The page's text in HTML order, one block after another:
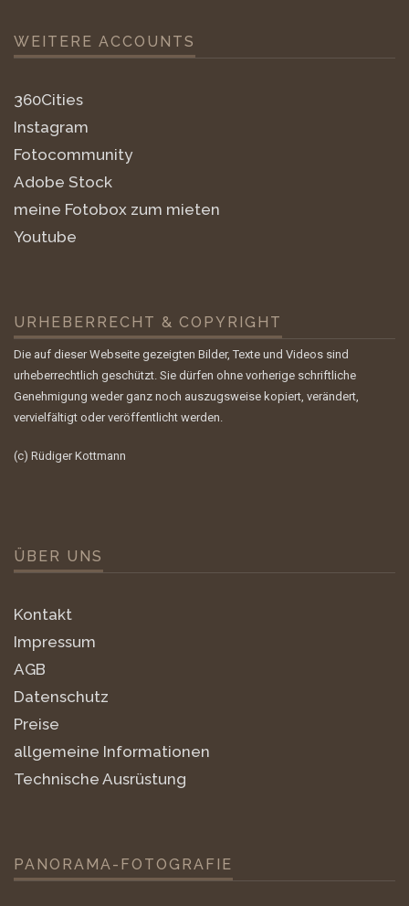
WEITERE ACCOUNTS
360Cities
Instagram
Fotocommunity
Adobe Stock
meine Fotobox zum mieten
Youtube
URHEBERRECHT & COPYRIGHT
Die auf dieser Webseite gezeigten Bilder, Texte und Videos sind
urheberrechtlich geschützt. Sie dürfen ohne vorherige schriftliche
Genehmigung weder ganz noch auszugsweise kopiert, verändert,
vervielfältigt oder veröffentlicht werden.
(c) Rüdiger Kottmann
ÜBER UNS
Kontakt
Impressum
AGB
Datenschutz
Preise
allgemeine Informationen
Technische Ausrüstung
PANORAMA-FOTOGRAFIE